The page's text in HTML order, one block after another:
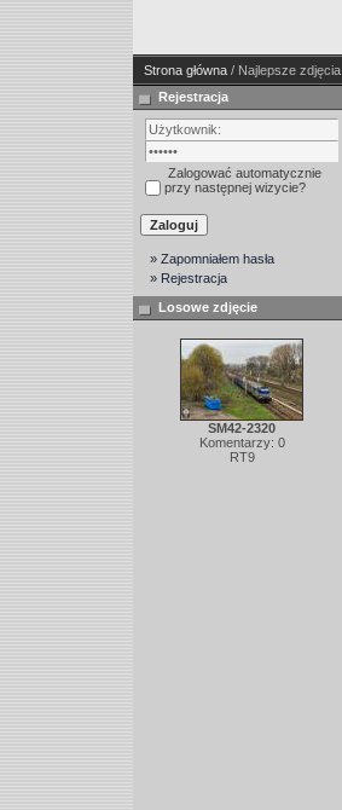
Strona główna / Najlepsze zdjęcia
Rejestracja
Zalogować automatycznie
przy następnej wizycie?
» Zapomniałem hasła
» Rejestracja
Losowe zdjęcie
SM42-2320
Komentarzy: 0
RT9